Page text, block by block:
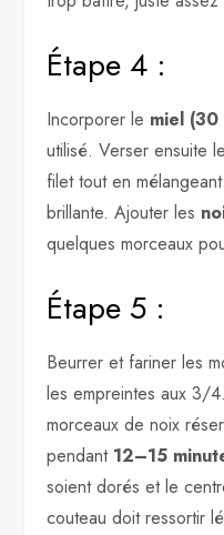
Étape 4 :
Incorporer le miel (30
utilisé. Verser ensuite le
filet tout en
brillante. Ajouter les
quelques morceaux
Étape 5 :
Beurrer et fariner les
les empreintes aux 3/
morceaux de noix
pendant 12–15
soient dorés et le
couteau doit ressortir